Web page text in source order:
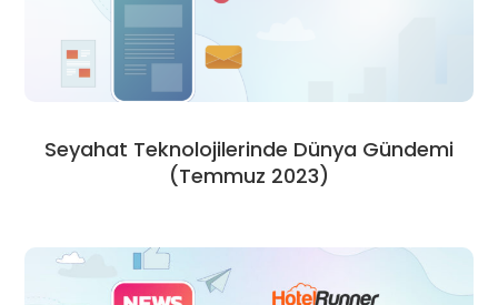
Seyahat Teknolojilerinde Dünya Gündemi
(Temmuz 2023)